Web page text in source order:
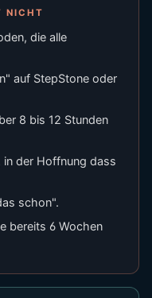
NICHT
die alle
auf StepStone oder
8 bis 12 Stunden
der Hoffnung dass
schon".
bereits 6 Wochen